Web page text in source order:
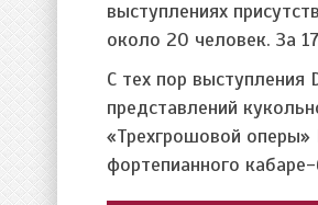
выступлениях
около 20 человек. За
С тех пор выступления
представлений
«Трехгрошовой оперы»
фортепианного